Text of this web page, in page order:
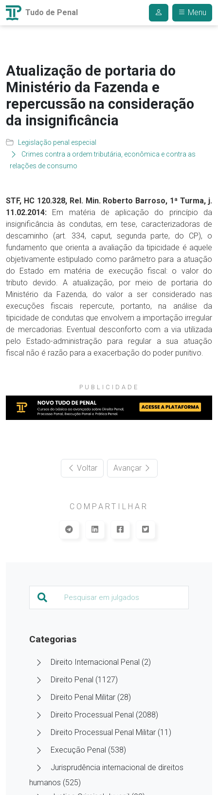
Tudo de Penal Menu
Atualização de portaria do
Ministério da Fazenda e
repercussão na consideração
da insignificância
Legislação penal especial
Crimes contra a ordem tributária, econômica e contra as
relações de consumo
STF, HC 120.328, Rel. Min. Roberto Barroso, 1ª Turma, j.
11.02.2014: Em matéria de aplicação do princípio da
insignificância às condutas, em tese, caracterizadoras de
descaminho (art. 334, caput, segunda parte, do CP), o
fundamento que orienta a avaliação da tipicidade é aquele
objetivamente estipulado como parâmetro para a atuação
do Estado em matéria de execução fiscal: o valor do
tributo devido. A atualização, por meio de portaria do
Ministério da Fazenda, do valor a ser considerado nas
execuções fiscais repercute, portanto, na análise da
tipicidade de condutas que envolvem a importação irregular
de mercadorias. Eventual desconforto com a via utilizada
pelo Estado-administração para regular a sua atuação
fiscal não é razão para a exacerbação do poder punitivo.
PUBLICIDADE
Voltar Avançar
COMPARTILHAR
Categorias
Direito Internacional Penal (2)
Direito Penal (1127)
Direito Penal Militar (28)
Direito Processual Penal (2088)
Direito Processual Penal Militar (11)
Execução Penal (538)
Jurisprudência internacional de direitos
humanos (525)